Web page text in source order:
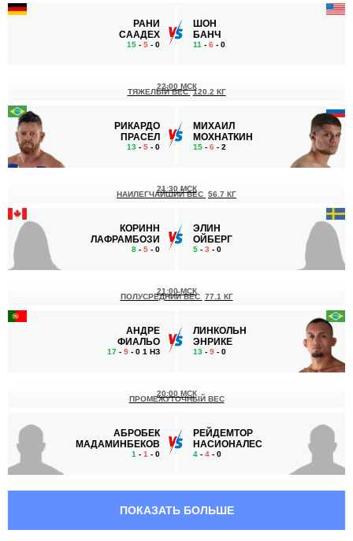
РАНИ
СААДЕХ
15 - 5 - 0
ШОН
БАНЧ
11 - 6 - 0
РИКАРДО
ПРАСЕЛ
13 - 5 - 0
22:00 МСК
ТЯЖЕЛЫЙ ВЕС 120.2 КГ
МИХАИЛ
МОХНАТКИН
15 - 6 - 2
КОРИНН
ЛАФРАМБОЗИ
8 - 5 - 0
21:30 МСК
НАИЛЕГЧАЙШИЙ ВЕС 56.7 КГ
ЭЛИН
ОЙБЕРГ
5 - 3 - 0
АНДРЕ
ФИАЛЬО
17 - 9 - 0 1 НЗ
21:00 МСК
ПОЛУСРЕДНИЙ ВЕС 77.1 КГ
ЛИНКОЛЬН
ЭНРИКЕ
13 - 9 - 0
АБРОБЕК
МАДАМИНБЕКОВ
1 - 1 - 0
20:00 МСК
ПРОМЕЖУТОЧНЫЙ ВЕС
РЕЙДЕМТОР
НАСИОНАЛЕС
4 - 4 - 0
ПОКАЗАТЬ БОЛЬШЕ